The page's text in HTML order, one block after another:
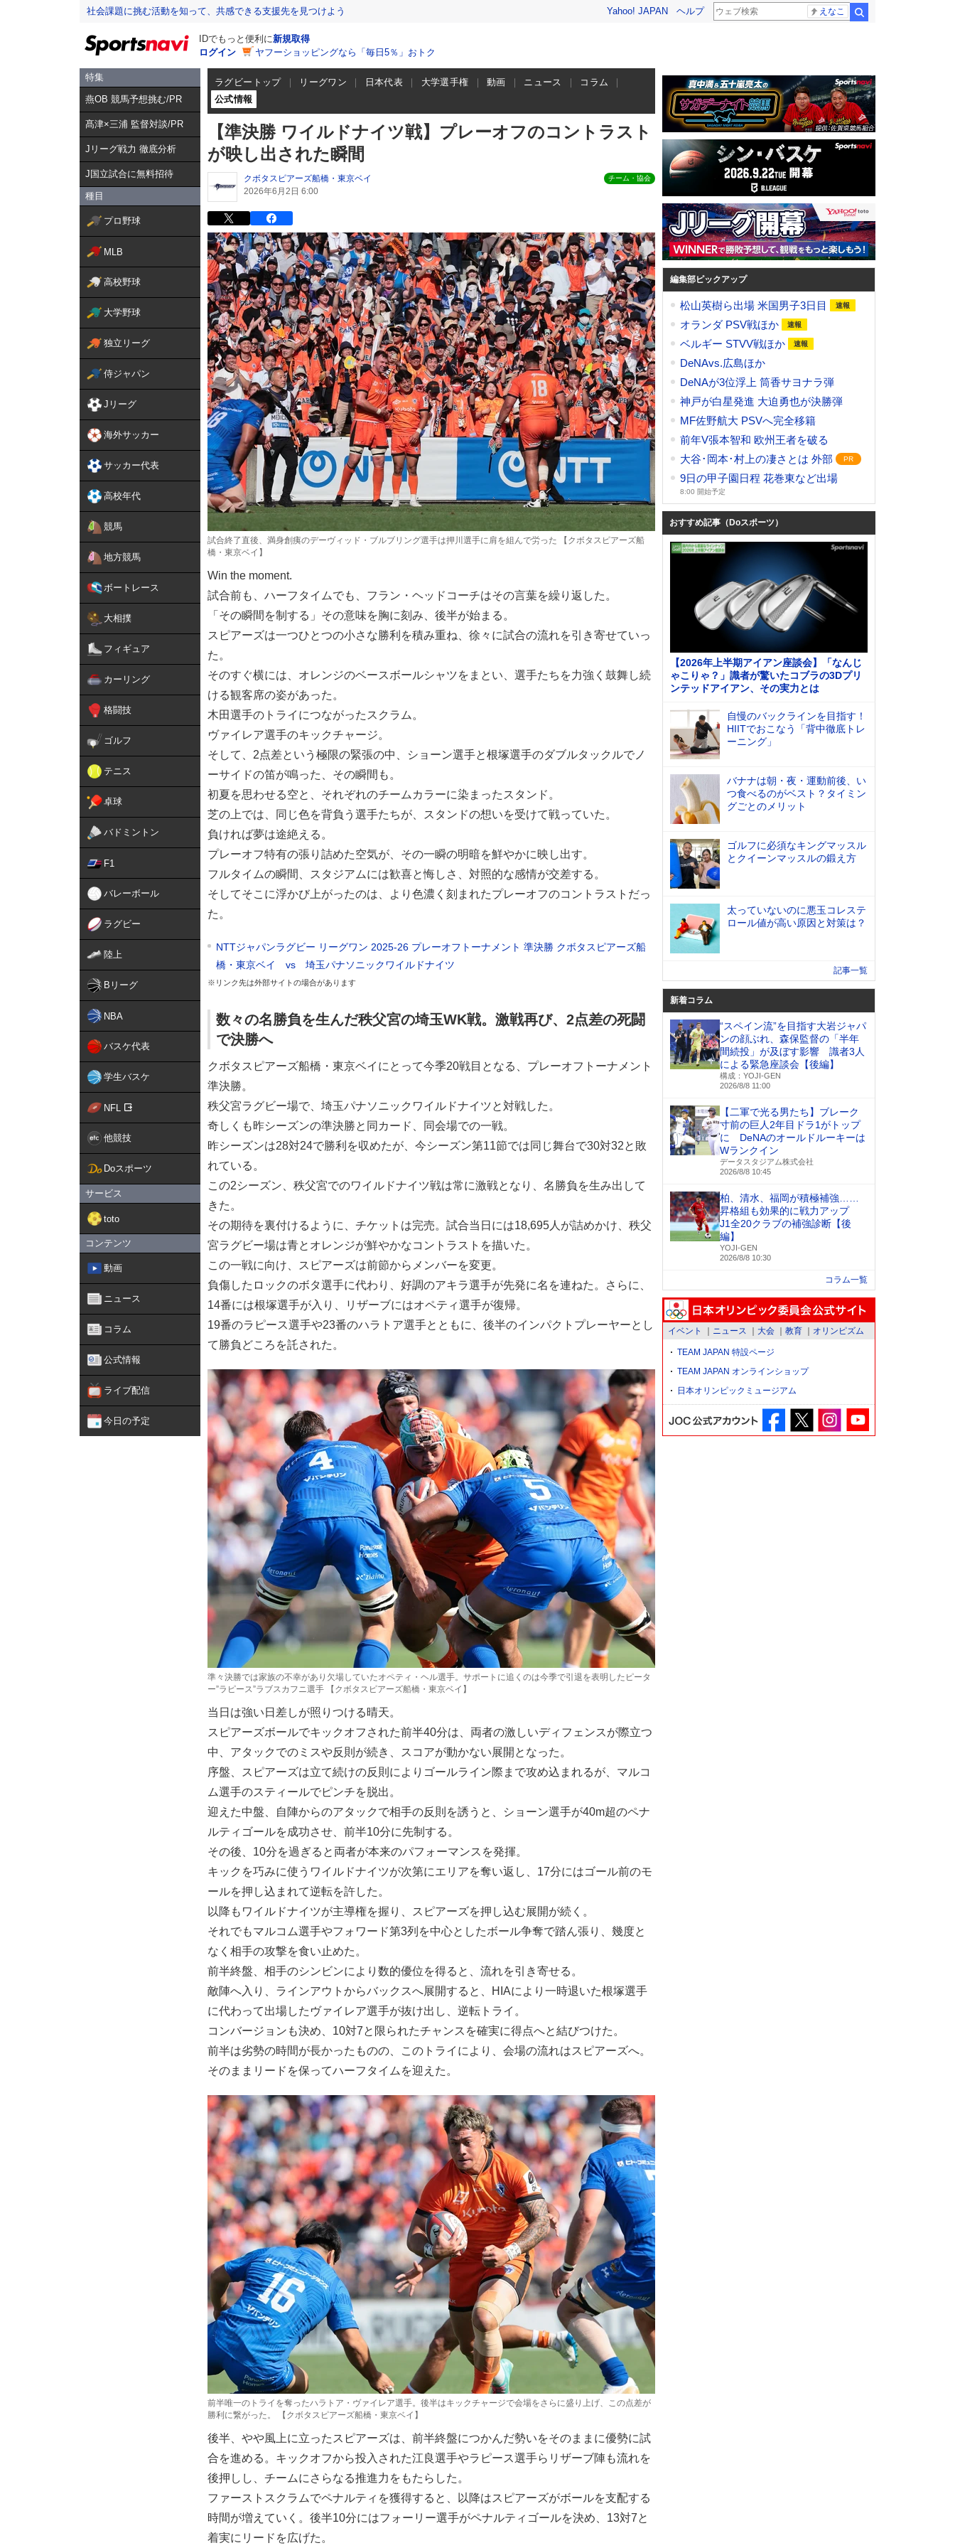
社会課題に挑む活動を知って、共感できる支援先を見つけよう Yahoo! JAPAN ヘルプ えなこ
IDでもっと便利に新規取得
ログイン
ヤフーショッピングなら「毎日5％」おトク
特集
燕OB 競馬予想挑む/PR
髙津×三浦 監督対談/PR
Jリーグ戦力 徹底分析
J国立試合に無料招待
種目
プロ野球
MLB
高校野球
大学野球
独立リーグ
侍ジャパン
Jリーグ
海外サッカー
サッカー代表
高校年代
競馬
地方競馬
ボートレース
大相撲
フィギュア
カーリング
格闘技
ゴルフ
テニス
卓球
バドミントン
F1
バレーボール
ラグビー
陸上
Bリーグ
NBA
バスケ代表
学生バスケ
NFL
他競技
Doスポーツ
サービス
toto
コンテンツ
動画
ニュース
コラム
公式情報
ライブ配信
今日の予定
ラグビートップ リーグワン 日本代表 大学選手権 動画 ニュース
コラム
公式情報
【準決勝 ワイルドナイツ戦】プレーオフのコントラスト
が映し出された瞬間
クボタスピアーズ船橋・東京ベイ
2026年6月2日 6:00
チーム・協会
試合終了直後、満身創痍のデーヴィッド・ブルブリング選手は押川選手に肩を組んで労った 【クボタスピアーズ船
橋・東京ベイ】
Win the moment.
試合前も、ハーフタイムでも、フラン・ヘッドコーチはその言葉を繰り返した。
「その瞬間を制する」その意味を胸に刻み、後半が始まる。
スピアーズは一つひとつの小さな勝利を積み重ね、徐々に試合の流れを引き寄せていっ
た。
そのすぐ横には、オレンジのベースボールシャツをまとい、選手たちを力強く鼓舞し続
ける観客席の姿があった。
木田選手のトライにつながったスクラム。
ヴァイレア選手のキックチャージ。
そして、2点差という極限の緊張の中、ショーン選手と根塚選手のダブルタックルでノ
ーサイドの笛が鳴った、その瞬間も。
初夏を思わせる空と、それぞれのチームカラーに染まったスタンド。
芝の上では、同じ色を背負う選手たちが、スタンドの想いを受けて戦っていた。
負ければ夢は途絶える。
プレーオフ特有の張り詰めた空気が、その一瞬の明暗を鮮やかに映し出す。
フルタイムの瞬間、スタジアムには歓喜と悔しさ、対照的な感情が交差する。
そしてそこに浮かび上がったのは、より色濃く刻まれたプレーオフのコントラストだっ
た。
NTTジャパンラグビー リーグワン 2025-26 プレーオフトーナメント 準決勝 クボタスピアーズ船
橋・東京ベイ vs 埼玉パナソニックワイルドナイツ
※リンク先は外部サイトの場合があります
数々の名勝負を生んだ秩父宮の埼玉WK戦。激戦再び、2点差の死闘
で決勝へ
クボタスピアーズ船橋・東京ベイにとって今季20戦目となる、プレーオフトーナメント
準決勝。
秩父宮ラグビー場で、埼玉パナソニックワイルドナイツと対戦した。
奇しくも昨シーズンの準決勝と同カード、同会場での一戦。
昨シーズンは28対24で勝利を収めたが、今シーズン第11節では同じ舞台で30対32と敗
れている。
この2シーズン、秩父宮でのワイルドナイツ戦は常に激戦となり、名勝負を生み出して
きた。
その期待を裏付けるように、チケットは完売。試合当日には18,695人が詰めかけ、秩父
宮ラグビー場は青とオレンジが鮮やかなコントラストを描いた。
この一戦に向け、スピアーズは前節からメンバーを変更。
負傷したロックのボタ選手に代わり、好調のアキラ選手が先発に名を連ねた。さらに、
14番には根塚選手が入り、リザーブにはオペティ選手が復帰。
19番のラピース選手や23番のハラトア選手とともに、後半のインパクトプレーヤーとし
て勝負どころを託された。
準々決勝では家族の不幸があり欠場していたオペティ・ヘル選手。サポートに追くのは今季で引退を表明したピータ
ー”ラピース”ラブスカフニ選手 【クボタスピアーズ船橋・東京ベイ】
当日は強い日差しが照りつける晴天。
スピアーズボールでキックオフされた前半40分は、両者の激しいディフェンスが際立つ
中、アタックでのミスや反則が続き、スコアが動かない展開となった。
序盤、スピアーズは立て続けの反則によりゴールライン際まで攻め込まれるが、マルコ
ム選手のスティールでピンチを脱出。
迎えた中盤、自陣からのアタックで相手の反則を誘うと、ショーン選手が40m超のペナ
ルティゴールを成功させ、前半10分に先制する。
その後、10分を過ぎると両者が本来のパフォーマンスを発揮。
キックを巧みに使うワイルドナイツが次第にエリアを奪い返し、17分にはゴール前のモ
ールを押し込まれて逆転を許した。
以降もワイルドナイツが主導権を握り、スピアーズを押し込む展開が続く。
それでもマルコム選手やフォワード第3列を中心としたボール争奪で踏ん張り、幾度と
なく相手の攻撃を食い止めた。
前半終盤、相手のシンビンにより数的優位を得ると、流れを引き寄せる。
敵陣へ入り、ラインアウトからバックスへ展開すると、HIAにより一時退いた根塚選手
に代わって出場したヴァイレア選手が抜け出し、逆転トライ。
コンバージョンも決め、10対7と限られたチャンスを確実に得点へと結びつけた。
前半は劣勢の時間が長かったものの、このトライにより、会場の流れはスピアーズへ。
そのままリードを保ってハーフタイムを迎えた。
前半唯一のトライを奪ったハラトア・ヴァイレア選手。後半はキックチャージで会場をさらに盛り上げ、この点差が
勝利に繋がった。 【クボタスピアーズ船橋・東京ベイ】
後半、やや風上に立ったスピアーズは、前半終盤につかんだ勢いをそのままに優勢に試
合を進める。キックオフから投入された江良選手やラピース選手らリザーブ陣も流れを
後押しし、チームにさらなる推進力をもたらした。
ファーストスクラムでペナルティを獲得すると、以降はスピアーズがボールを支配する
時間が増えていく。後半10分にはフォーリー選手がペナルティゴールを決め、13対7と
着実にリードを広げた。
編集部ピックアップ
松山英樹ら出場 米国男子3日目
オランダ PSV戦ほか
ベルギー STVV戦ほか
DeNAvs.広島ほか
DeNAが3位浮上 筒香サヨナラ弾
神戸が白星発進 大迫勇也が決勝弾
MF佐野航大 PSVへ完全移籍
前年V張本智和 欧州王者を破る
大谷･岡本･村上の凄さとは 外部
9日の甲子園日程 花巻東など出場
8:00 開始予定
おすすめ記事（Doスポーツ）
【2026年上半期アイアン座談会】「なんじ
ゃこりゃ？」識者が驚いたコブラの3Dプリ
ンテッドアイアン、その実力とは
自慢のバックラインを目指す！
HIITでおこなう「背中徹底トレ
ーニング」
バナナは朝・夜・運動前後、い
つ食べるのがベスト？タイミン
グごとのメリット
ゴルフに必須なキングマッスル
とクイーンマッスルの鍛え方
太っていないのに悪玉コレステ
ロール値が高い原因と対策は？
記事一覧
新着コラム
“スペイン流”を目指す大岩ジャパ
ンの顔ぶれ、森保監督の「半年
間続投」が及ぼす影響 識者3人
による緊急座談会【後編】
構成：YOJI-GEN
2026/8/8 11:00
【二軍で光る男たち】ブレーク
寸前の巨人2年目ドラ1がトップ
に DeNAのオールドルーキーは
Wランクイン
データスタジアム株式会社
2026/8/8 10:45
柏、清水、福岡が積極補強……
昇格組も効果的に戦力アップ
J1全20クラブの補強診断【後
編】
YOJI-GEN
2026/8/8 10:30
コラム一覧
イベント ニュース 大会 教育 オリンピズム
TEAM JAPAN 特設ページ
TEAM JAPAN オンラインショップ
日本オリンピックミュージアム